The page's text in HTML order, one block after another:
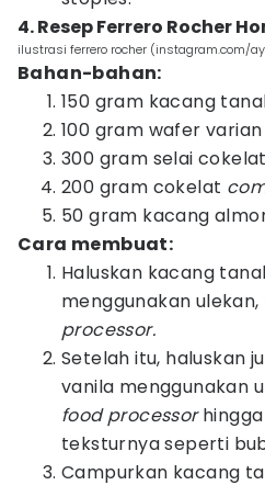
4. Resep Ferrero Rocher
ilustrasi ferrero rocher (instagram.com/
Bahan-bahan:
150 gram kacang
100 gram wafer
300 gram selai cokelat
200 gram cokelat
50 gram kacang
Cara membuat:
Haluskan kacang
menggunakan
processor.
Setelah itu, haluskan
vanila menggunakan
food processor
teksturnya seperti
Campurkan kacang